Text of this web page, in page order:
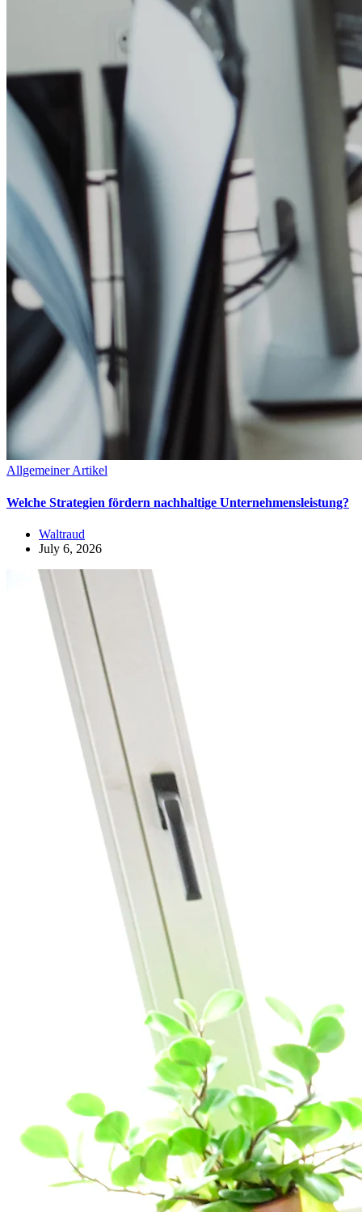
Allgemeiner Artikel
Welche Strategien fördern nachhaltige Unternehmensleistung?
Waltraud
July 6, 2026